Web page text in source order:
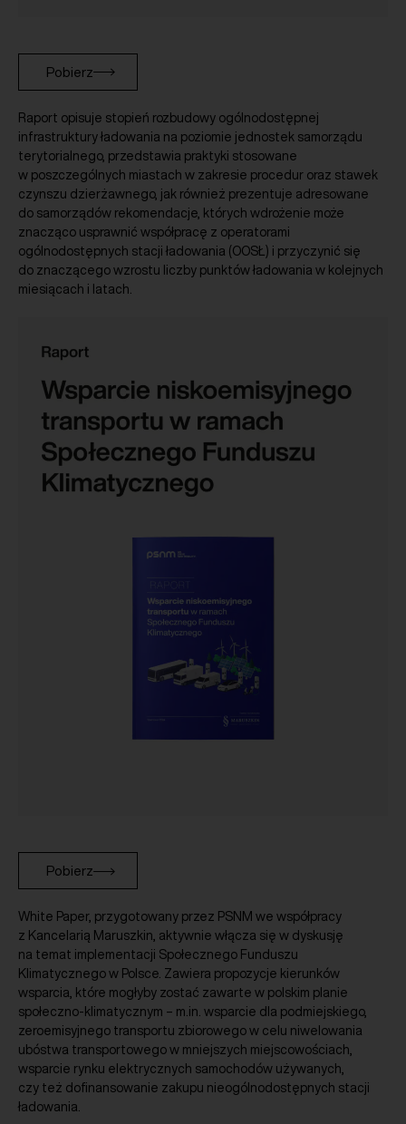
Pobierz
Raport opisuje stopień rozbudowy ogólnodostępnej
infrastruktury ładowania na poziomie jednostek samorządu
terytorialnego, przedstawia praktyki stosowane
w poszczególnych miastach w zakresie procedur oraz stawek
czynszu dzierżawnego, jak również prezentuje adresowane
do samorządów rekomendacje, których wdrożenie może
znacząco usprawnić współpracę z operatorami
ogólnodostępnych stacji ładowania (OOSŁ) i przyczynić się
do znaczącego wzrostu liczby punktów ładowania w kolejnych
miesiącach i latach.
Pobierz
White Paper, przygotowany przez PSNM we współpracy
z Kancelarią Maruszkin, aktywnie włącza się w dyskusję
na temat implementacji Społecznego Funduszu
Klimatycznego w Polsce. Zawiera propozycje kierunków
wsparcia, które mogłyby zostać zawarte w polskim planie
społeczno-klimatycznym – m.in. wsparcie dla podmiejskiego,
zeroemisyjnego transportu zbiorowego w celu niwelowania
ubóstwa transportowego w mniejszych miejscowościach,
wsparcie rynku elektrycznych samochodów używanych,
czy też dofinansowanie zakupu nieogólnodostępnych stacji
ładowania.